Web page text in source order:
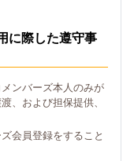
に際した遵守事
ンバーズ本人のみが
、および担保提供、
会員登録をすること